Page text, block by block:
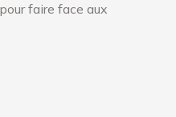
faire face aux